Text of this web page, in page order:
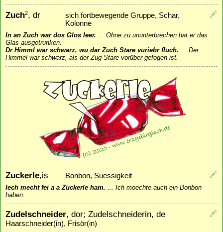
Zuch2, dr
sich fortbewegende Gruppe, Schar,
Kolonne
In an Zuch war dos Glos leer.
Ohne zu ununterbrechen hat er das
Glas ausgetrunken.
Dr Himml war schwarz, wu dar Zuch Stare vuriebr fluch.
Der
Himmel war schwarz, als der Zug Stare vorüber gefogen ist.
Zuckerle,is Bonbon, Suessigkeit
Iech mecht fei a a Zuckerle ham. ... Ich moechte auch ein Bonbon
haben.
Zudelschneider, dor; Zudelschneiderin, de
Haarschneider(in), Frisör(in)